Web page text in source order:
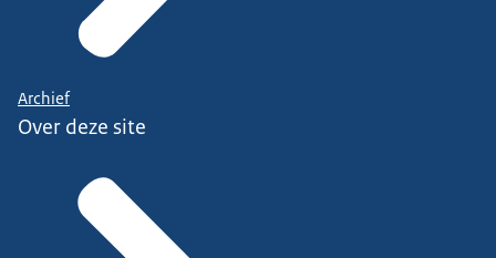
Archief
Over deze site